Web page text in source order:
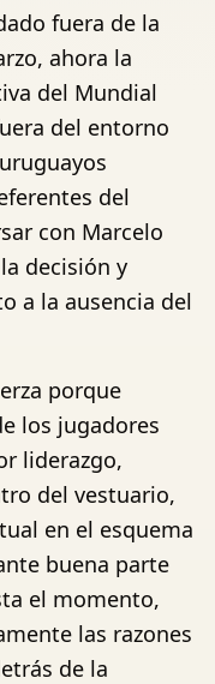
fuera de la
ahora la
del Mundial
del entorno
del
con Marcelo
decisión y
a la ausencia del
porque
los jugadores
liderazgo,
del vestuario,
en el esquema
buena parte
el momento,
las razones
de la